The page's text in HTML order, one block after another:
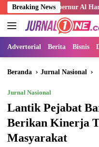
Langsung
ke
konten
Breaking News
Gubernur Al Haris Turut
Advertorial Berita Bisnis
Beranda Jurnal Nasional
Jurnal Nasional
Lantik Pejabat
Berikan Kinerja
Masyarakat